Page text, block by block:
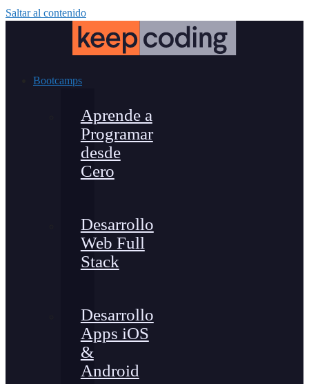
Saltar al contenido
Bootcamps
Aprende a
Programar
desde
Cero
Desarrollo
Web Full
Stack
Desarrollo
Apps iOS
&
Android